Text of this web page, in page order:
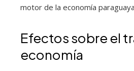
motor de la economía
Efectos sobre el
economía